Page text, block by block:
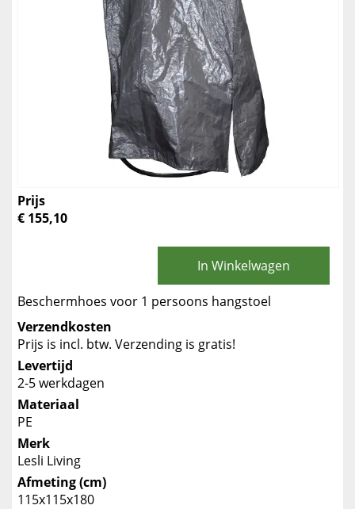
Prijs
€ 155,10
In Winkelwagen
Beschermhoes voor 1 persoons hangstoel
Verzendkosten
Prijs is incl. btw. Verzending is gratis!
Levertijd
2-5 werkdagen
Materiaal
PE
Merk
Lesli Living
Afmeting (cm)
115x115x180